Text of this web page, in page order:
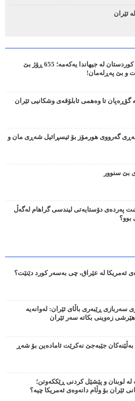
ئێران
هەرێمی کوردستان لە جیهاندا یەکەمە؛ 655 ڕۆژ بێ
و بێ پەڕلەمان!
گۆڕەپان تا وەهمی ئابلۆقەی وشکانیی ئێران
گەرووی هورمۆز بۆ ئیسڕائیل شەڕی مان و
بێ سنوور
پەردەی دۆستایەتی لیندسی گراهام لەگەڵ
بوو؟
ئەمریکا لە عێراق، چی بەسەر کورد دێنێت؟
سەربازی ڕێبەری باڵای ئێران: لەوانەیە
هێرشی زەوینی بکاتە سەر ئێران
بەڵێنەکان جێبەجێ نەکرێت ئامادەین بۆ شەڕ
لە لوبنان و پێشێل کردنی ڕێککەوتن؛
ئێران بۆ وڵام دانەوەی ئەمریکا چیە؟